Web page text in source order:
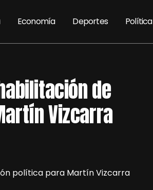
Economía Deportes Política
de
Vizcarra